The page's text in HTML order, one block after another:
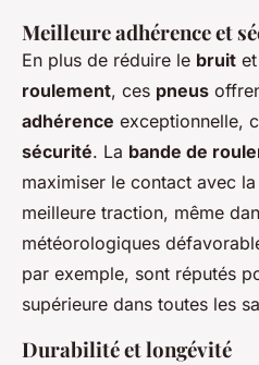
Meilleure adhérence et
En plus de réduire le bruit
roulement, ces pneus
adhérence exceptionnelle,
sécurité. La bande de
maximiser le contact avec la
meilleure traction, même
météorologiques
par exemple, sont réputés
supérieure dans toutes les
Durabilité et longévité